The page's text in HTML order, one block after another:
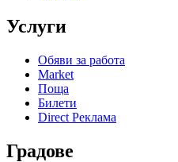
Услуги
Обяви за работа
Market
Поща
Билети
Direct Реклама
Градове